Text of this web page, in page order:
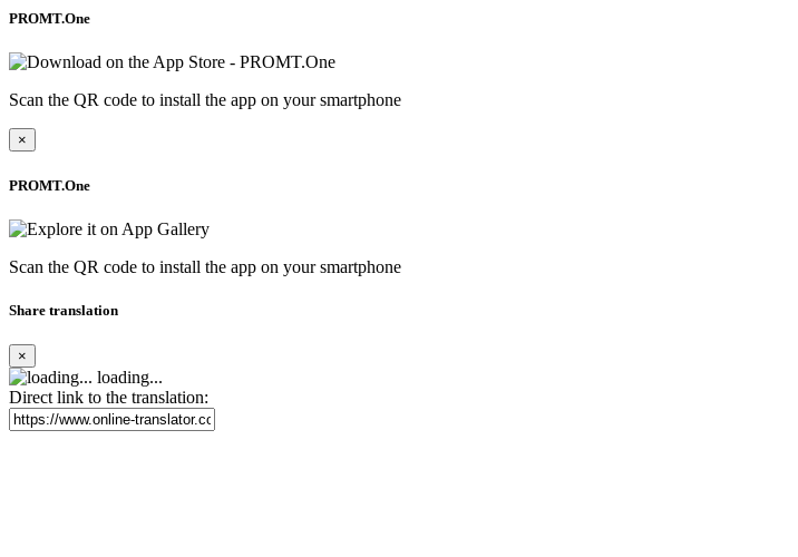
PROMT.One
Scan the QR code to install the app on your smartphone
×
PROMT.One
Scan the QR code to install the app on your smartphone
Share translation
×
loading...
Direct link to the translation: